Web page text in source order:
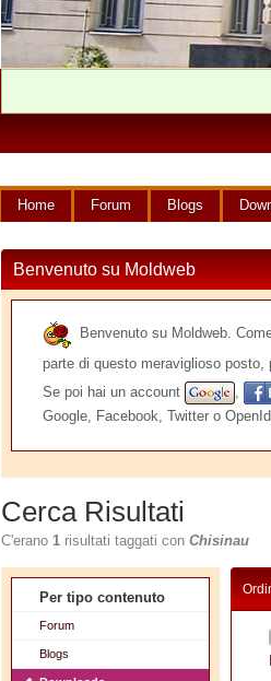
Home Forum Blogs
Benvenuto su Moldweb
Benvenuto su Moldweb.
parte di questo meraviglioso
Se poi hai un account
,
Google, Facebook, Twitter o
Cerca Risultati
C'erano 1 risultati taggati con Chisinau
Per tipo contenuto
Forum
Blogs